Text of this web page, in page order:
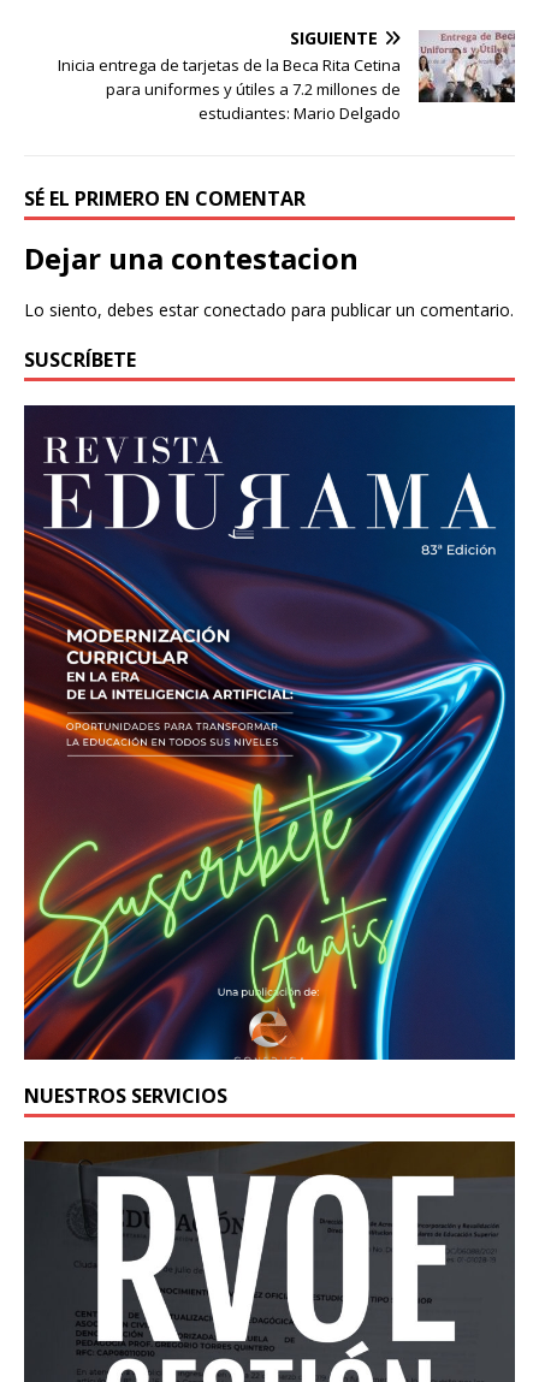
SIGUIENTE
Inicia entrega de tarjetas de la Beca Rita Cetina
para uniformes y útiles a 7.2 millones de
estudiantes: Mario Delgado
SÉ EL PRIMERO EN COMENTAR
Dejar una contestacion
Lo siento, debes estarconectado para publicar un comentario.
SUSCRÍBETE
NUESTROS SERVICIOS